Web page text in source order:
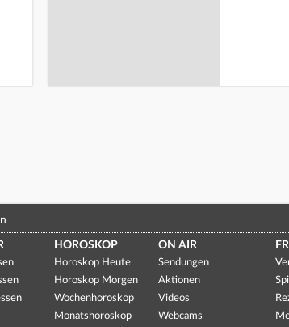
HOROSKOP
Horoskop Heute
Horoskop Morgen
Wochenhoroskop
Monatshoroskop
ON AIR
Sendungen
Aktionen
Videos
Webcams